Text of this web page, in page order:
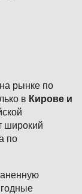
рынке по
в Кирове и
широкий
по